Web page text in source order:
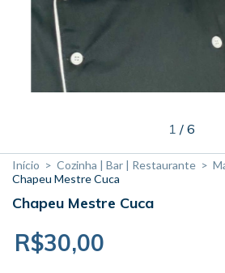
1 / 6
Início > Cozinha | Bar | Restaurante >
Chapeu Mestre Cuca
Chapeu Mestre Cuca
R$30,00